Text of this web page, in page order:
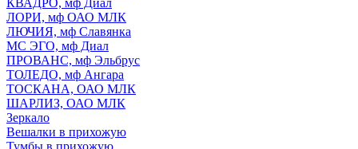
КВАДРО, мф Диал
ЛОРИ, мф ОАО МЛК
ЛЮЧИЯ, мф Славянка
МС ЭГО, мф Диал
ПРОВАНС, мф Эльбрус
ТОЛЕДО, мф Ангара
ТОСКАНА, ОАО МЛК
ШАРЛИЗ, ОАО МЛК
Зеркало
Вешалки в прихожую
Тумбы в прихожую